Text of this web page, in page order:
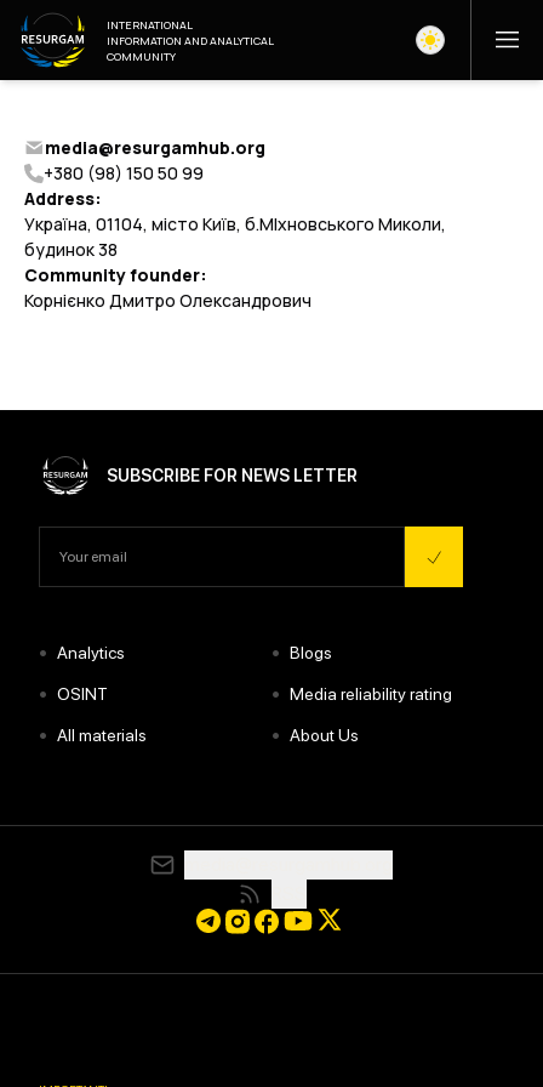
INTERNATIONAL
INFORMATION AND ANALYTICAL
COMMUNITY
media@resurgamhub.org
+380 (98) 150 50 99
Address:
Україна, 01104, місто Київ, б.МІхновського Миколи,
будинок 38
Community founder:
Корнієнко Дмитро Олександрович
SUBSCRIBE FOR NEWS LETTER
• Analytics • Blogs
• OSINT • Media reliability rating
• All materials • About Us